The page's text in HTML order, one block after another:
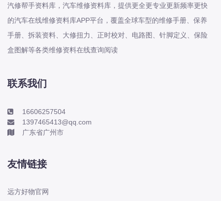
标致
标致
标致-进口
比亚迪
比亚迪-海外版
比速
C
传祺
昌河
汽修帮手资料库，汽车维修资料库，提供更全更专业更新频率更快
的汽车在线维修资料库APP平台，覆盖全球车型的维修手册、保养
手册、拆装资料、大修扭力、正时校对、电路图、针脚定义、保险
盒图解等各类维修资料在线查询阅读
联系我们
16606257504
1397465413@qq.com
广东省广州市
友情链接
远方好物官网